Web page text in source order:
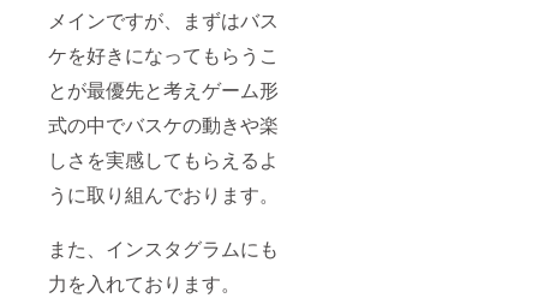
メインですが、まずはバス
ケを好きになってもらうこ
とが最優先と考えゲーム形
式の中でバスケの動きや楽
しさを実感してもらえるよ
うに取り組んでおります。
また、インスタグラムにも
力を入れております。